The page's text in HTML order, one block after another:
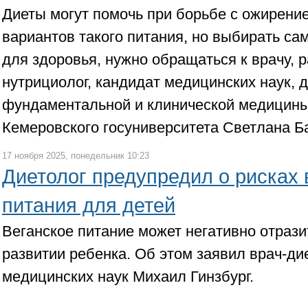
Диеты могут помочь при борьбе с
вариантов такого питания, но выбирать
для здоровья, нужно обращаться к врачу,
нутрициолог, кандидат медицинских наук,
фундаментальной и клинической
Кемеровского госуниверситета Светлана
17 ноября 2025, понедельник 10:23
Диетолог предупредил о рисках
питания для детей
Веганское питание может негативно
развитии ребенка. Об этом заявил врач-
медицинских наук Михаил Гинзбург.